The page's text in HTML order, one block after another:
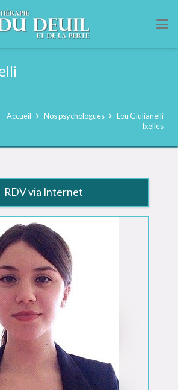
Accueil Nos psychologues
Lou Giulianelli
Ixelles
RDV via Internet